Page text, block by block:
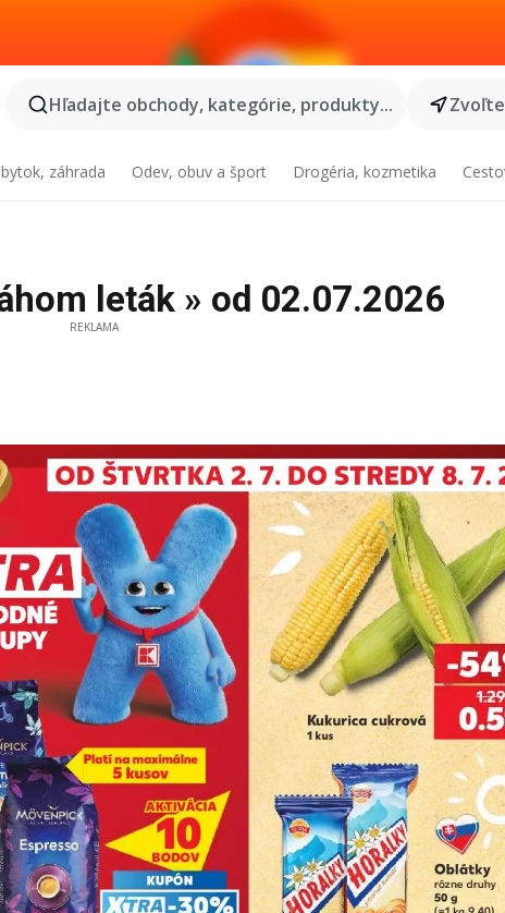
Hľadajte obchody, kategórie, produkty...
záhrada Odev, obuv a šport Drogéria, kozmetika
leták » od 02.07.2026
REKLAMA